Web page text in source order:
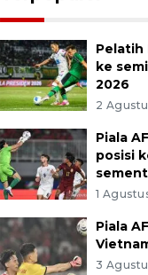
Pelatih
ke
2026
2
Piala
posisi
1
Piala
3